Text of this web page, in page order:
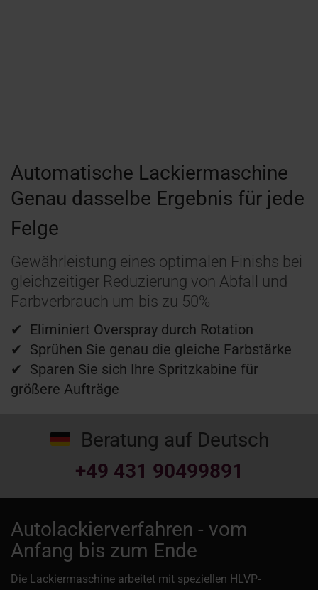
Automatische Lackiermaschine
Genau dasselbe Ergebnis für jede
Felge
Gewährleistung eines optimalen Finishs bei
gleichzeitiger Reduzierung von Abfall und
Farbverbrauch um bis zu 50%
✔ Eliminiert Overspray durch Rotation
✔ Sprühen Sie genau die gleiche Farbstärke
✔ Sparen Sie sich Ihre Spritzkabine für
größere Aufträge
Beratung auf Deutsch
+49 431 90499891
Autolackierverfahren - vom
Anfang bis zum Ende
Die Lackiermaschine arbeitet mit speziellen HLVP-